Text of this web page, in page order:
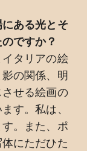
ある光とそ
ですか？
タリアの絵
の関係、明
せる絵画の
す。私は、
。また、ポ
にただひた